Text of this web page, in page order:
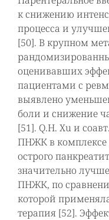
к снижению
процесса и
[50]. В крупном
оценивавших
пациентами с
выявлено
боли и снижение
[51]. Q.H. Xu и
ПНЖК в комплексе
острого
значительно
ПНЖК, по
которой
терапия [52].